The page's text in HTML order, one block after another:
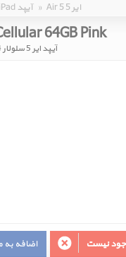
iPad آیپد » Air 5 ایر 5
64GB Pink
آیپد ایر 5 سلولار 64 گیگابایت صورتی
اضافه به نیست